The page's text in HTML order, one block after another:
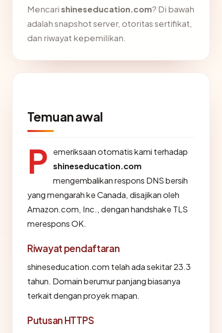
Mencarishineseducation.com? Di bawah
adalah snapshot server, otoritas sertifikat,
dan riwayat kepemilikan.
Temuan awal
P
emeriksaan otomatis kami terhadap
shineseducation.com
mengembalikan respons DNS bersih
yang mengarah ke Canada, disajikan oleh
Amazon.com, Inc., dengan handshake TLS
merespons OK.
Riwayat pendaftaran
shineseducation.com telah ada sekitar 23.3
tahun. Domain berumur panjang biasanya
terkait dengan proyek mapan.
Putusan HTTPS